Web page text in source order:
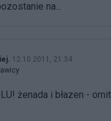
na...
12.10.2011, 21:34
żenada i błazen -